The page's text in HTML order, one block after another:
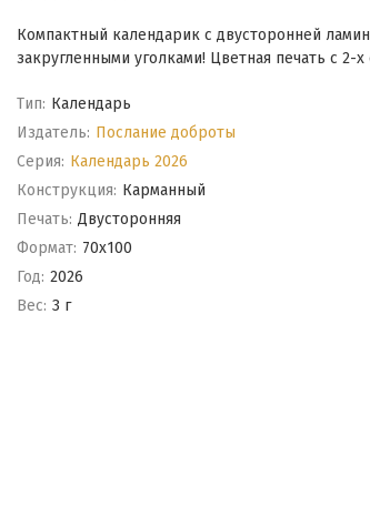
Компактный календарик с двусторонней
закругленными уголками! Цветная печать с 2-х
Тип: Календарь
Издатель: Послание доброты
Серия: Календарь 2026
Конструкция: Карманный
Печать: Двусторонняя
Формат: 70x100
Год: 2026
Вес: 3 г